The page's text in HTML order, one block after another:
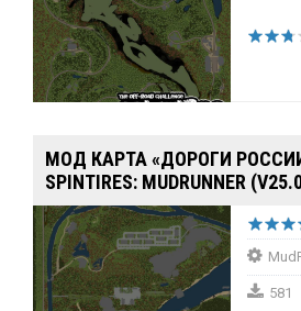
МОД КАРТА «ДОРОГИ
SPINTIRES: MUDRUNNER
581